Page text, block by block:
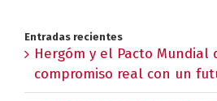
Entradas recientes
Hergóm y el Pacto Mundial
compromiso real con un